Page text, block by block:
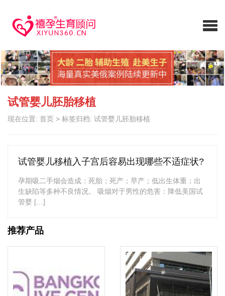
试管婴儿胚胎移植
现在位置: 首页 > 标签归档: 试管婴儿胚胎移植
试管婴儿移植入子宫后容易出现哪些不适症状?
孕期吸二手烟会造成：死胎；死产；早产；低出生体重；出
生缺陷等多种不良情况。 吸烟对于男性的危害：降低美国试
管婴 […]
推荐产品